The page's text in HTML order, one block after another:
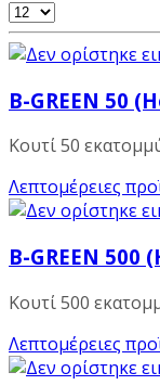
B-GREEN 50
Κουτί 50
Λεπτομέρειες
B-GREEN
Κουτί 500
Λεπτομέρειες